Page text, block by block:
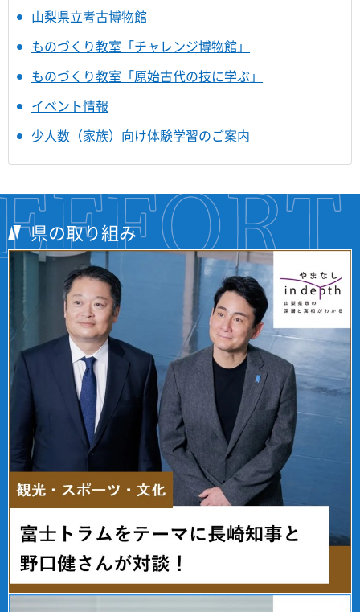
山梨県立考古博物館
ものづくり教室「チャレンジ博物館」
ものづくり教室「原始古代の技に学ぶ」
イベント情報
少人数（家族）向け体験学習のご案内
県の取り組み